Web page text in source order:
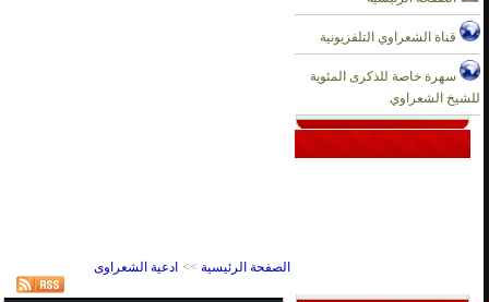
الصفحة الرئيسية >> ادعية الشعراوى
قناة الشعراوي التلفزيونية
سهرة خاصة للذكرى المئوية
للشيخ الشعراوي